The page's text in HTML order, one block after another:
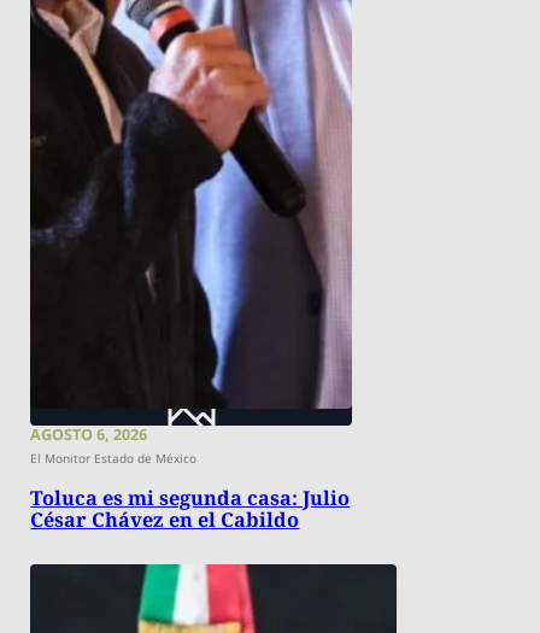
AGOSTO 6, 2026
El Monitor Estado de México
Toluca es mi segunda casa: Julio
César Chávez en el Cabildo